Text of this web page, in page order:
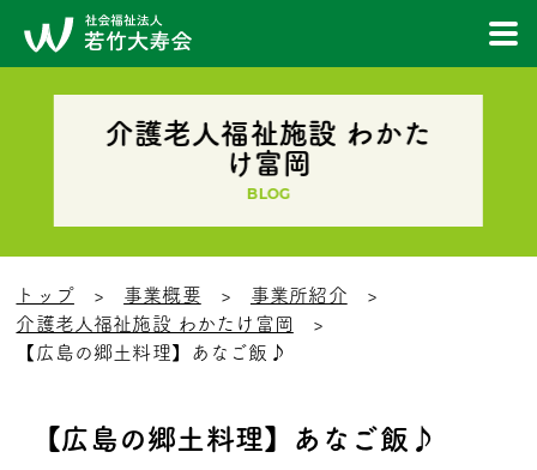
介護老人福祉施設 わかた
け富岡
BLOG
トップ 事業概要
事業所紹介
介護老人福祉施設 わかたけ富岡
【広島の郷土料理】あなご飯♪
【広島の郷土料理】あなご飯♪